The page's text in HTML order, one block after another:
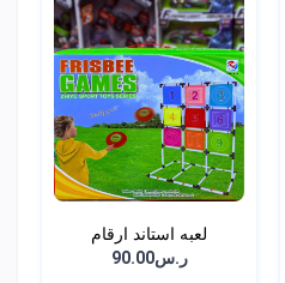
لعبه استاند ارقام
ر.س90.00